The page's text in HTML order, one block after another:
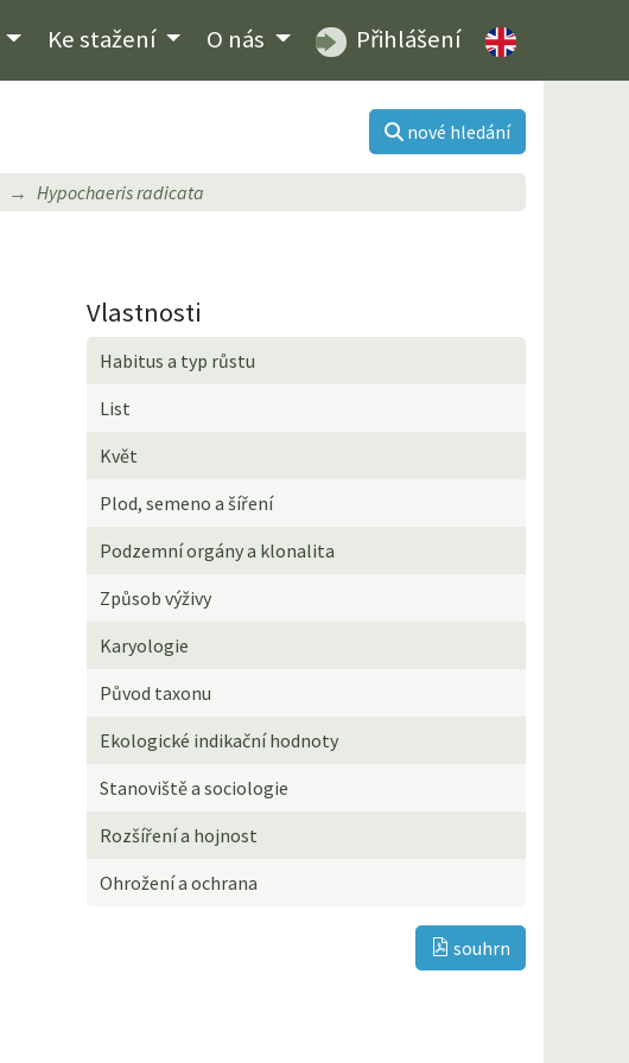
Ke stažení O nás Přihlášení
nové hledání
Hypochaeris radicata
Vlastnosti
Habitus a typ růstu
List
Květ
Plod, semeno a šíření
Podzemní orgány a klonalita
Způsob výživy
Karyologie
Původ taxonu
Ekologické indikační hodnoty
Stanoviště a sociologie
Rozšíření a hojnost
Ohrožení a ochrana
souhrn